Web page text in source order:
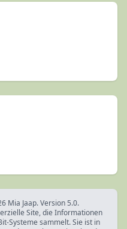
Mia Jaap. Version 5.0.
Site, die Informationen
Systeme sammelt. Sie ist in